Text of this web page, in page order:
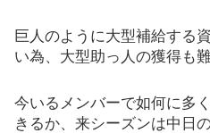
巨人のように大型補給する
い為、大型助っ人の獲得も
今いるメンバーで如何に多
きるか、来シーズンは中日